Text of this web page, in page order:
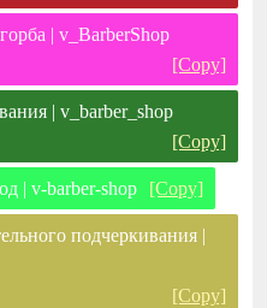
| v_BarberShop
[Copy]
| v_barber_shop
[Copy]
| v-barber-shop [Copy]
подчеркивания |
[Copy]